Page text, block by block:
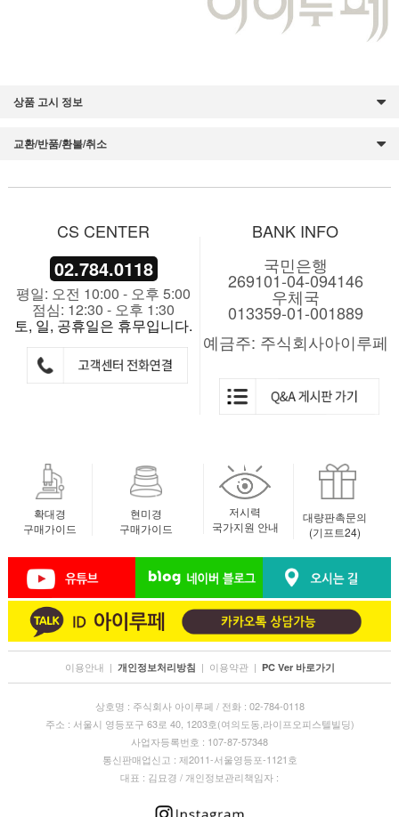
상품 고시 정보
교환/반품/환불/취소
CS CENTER
02.784.0118
평일: 오전 10:00 - 오후 5:00
점심: 12:30 - 오후 1:30
토, 일, 공휴일은 휴무입니다.
BANK INFO
국민은행
269101-04-094146
우체국
013359-01-001889
예금주: 주식회사아이루페
확대경
구매가이드
현미경
구매가이드
저시력
국가지원 안내
대량판촉문의
(기프트24)
이용안내 | 개인정보처리방침 | 이용약관 | PC Ver 바로가기
상호명 : 주식회사 아이루페 / 전화 : 02-784-0118
주소 : 서울시 영등포구 63로 40, 1203호(여의도동,라이프오피스텔빌딩)
사업자등록번호 : 107-87-57348
통신판매업신고 : 제2011-서울영등포-1121호
대표 : 김묘경 / 개인정보관리책임자 :